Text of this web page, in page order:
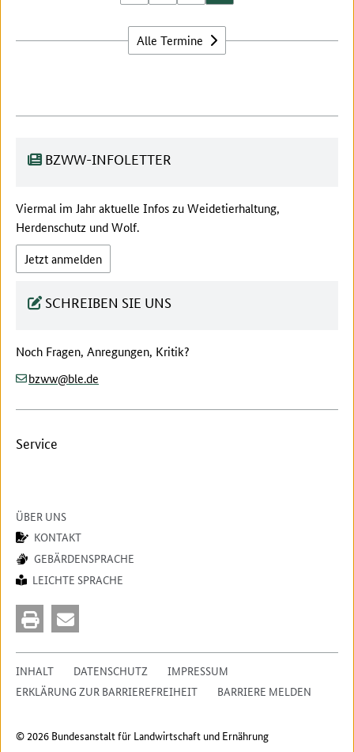
Alle Termine
BZWW-INFOLETTER
Viermal im Jahr aktuelle Infos zu Weidetierhaltung,
Herdenschutz und Wolf.
Jetzt anmelden
SCHREIBEN SIE UNS
Noch Fragen, Anregungen, Kritik?
bzww (at)
ble(dot)
de
Service
ÜBER UNS
KONTAKT
GEBÄRDENSPRACHE
LEICHTE SPRACHE
INHALT DATENSCHUTZ
IMPRESSUM
ERKLÄRUNG ZUR BARRIEREFREIHEIT
BARRIERE MELDEN
© 2026 Bundesanstalt für Landwirtschaft und Ernährung